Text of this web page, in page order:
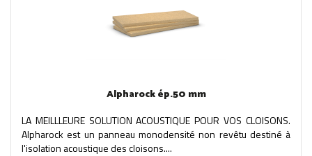
Alpharock ép.50 mm
LA MEILLLEURE SOLUTION ACOUSTIQUE POUR VOS CLOISONS.
Alpharock est un panneau monodensité non revêtu destiné à
l'isolation acoustique des cloisons....